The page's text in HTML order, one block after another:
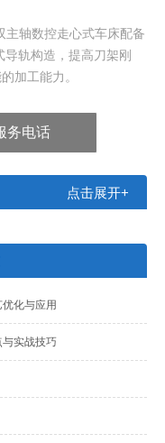
主轴数控走心式车床配备
轨构造，提高刀架刚
加工能力。
务电话
点击展开+
化与应用
实战技巧